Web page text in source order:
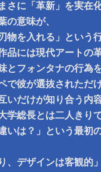
さに「革新」を実在
の意味が、
物を入れる」という
品には現代アートの
とフォンタナの行為
で彼が選抜されただ
いだけが知り合う内
学総長とは二人きり
いは？」という最初
、デザインは客観的